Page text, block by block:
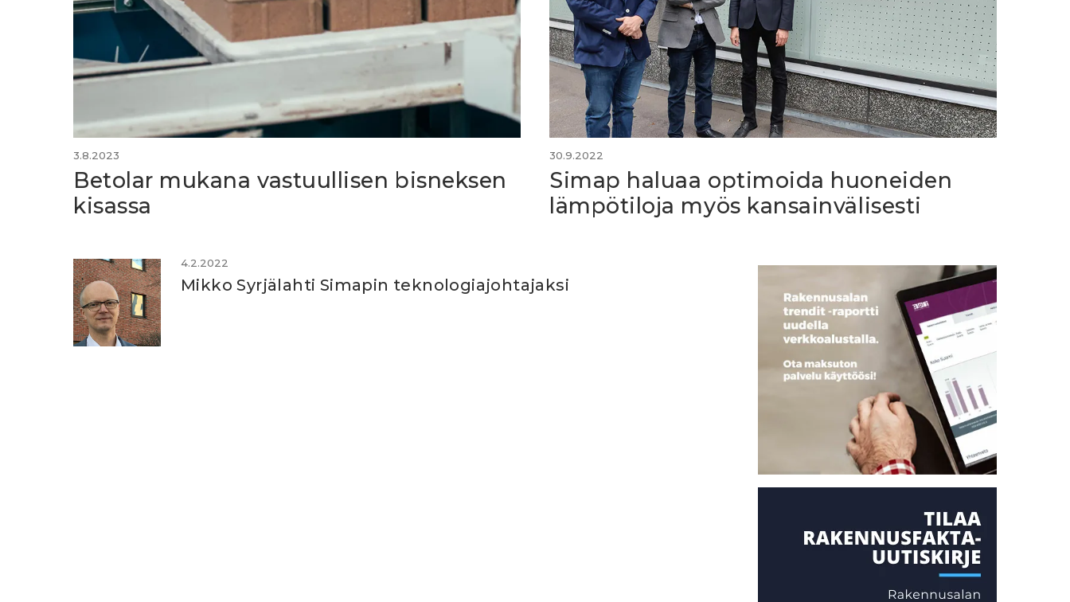
3.8.2023
Betolar mukana vastuullisen bisneksen
kisassa
30.9.2022
Simap haluaa optimoida huoneiden
lämpötiloja myös kansainvälisesti
4.2.2022
Mikko Syrjälahti Simapin teknologiajohtajaksi